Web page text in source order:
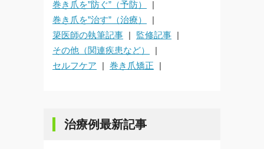
巻き爪を”防ぐ”（予防）
巻き爪を”治す”（治療）
簗医師の執筆記事
監修記事
その他（関連疾患など）
セルフケア
巻き爪矯正
治療例最新記事